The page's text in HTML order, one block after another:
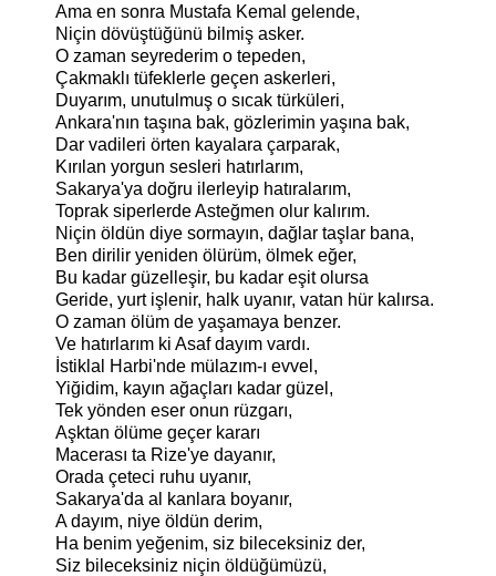
Ama en sonra Mustafa Kemal gelende,
Niçin dövüştüğünü bilmiş asker.
O zaman seyrederim o tepeden,
Çakmaklı tüfeklerle geçen askerleri,
Duyarım, unutulmuş o sıcak türküleri,
Ankara'nın taşına bak, gözlerimin yaşına bak,
Dar vadileri örten kayalara çarparak,
Kırılan yorgun sesleri hatırlarım,
Sakarya'ya doğru ilerleyip hatıralarım,
Toprak siperlerde Asteğmen olur kalırım.
Niçin öldün diye sormayın, dağlar taşlar bana,
Ben dirilir yeniden ölürüm, ölmek eğer,
Bu kadar güzelleşir, bu kadar eşit olursa
Geride, yurt işlenir, halk uyanır, vatan hür kalırsa.
O zaman ölüm de yaşamaya benzer.
Ve hatırlarım ki Asaf dayım vardı.
İstiklal Harbi'nde mülazım-ı evvel,
Yiğidim, kayın ağaçları kadar güzel,
Tek yönden eser onun rüzgarı,
Aşktan ölüme geçer kararı
Macerası ta Rize'ye dayanır,
Orada çeteci ruhu uyanır,
Sakarya'da al kanlara boyanır,
A dayım, niye öldün derim,
Ha benim yeğenim, siz bileceksiniz der,
Siz bileceksiniz niçin öldüğümüzü,